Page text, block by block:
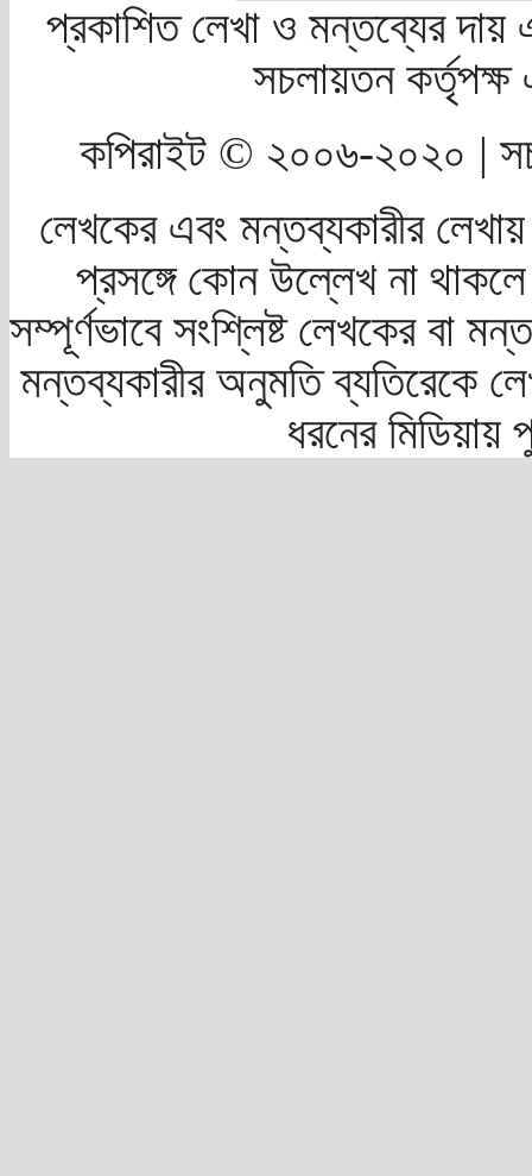
প্রকাশিত লেখা ও মন্তব্যের দায়
সচলায়তন
কপিরাইট © ২০০৬-২০২০ |
লেখকের এবং মন্তব্যকারীর
প্রসঙ্গে কোন উল্লেখ না
সম্পূর্ণভাবে সংশ্লিষ্ট লেখকের বা
মন্তব্যকারীর অনুমতি ব্যতিরেকে
ধরনের মিডিয়ায়